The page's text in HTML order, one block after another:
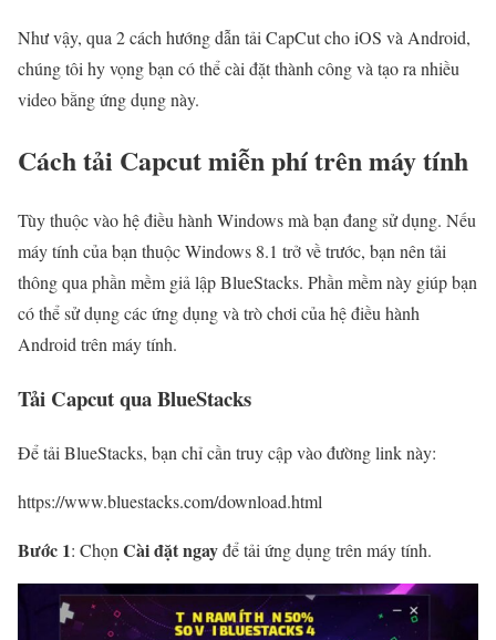
Như vậy, qua 2 cách hướng dẫn tải CapCut cho iOS và Android,
chúng tôi hy vọng bạn có thể cài đặt thành công và tạo ra nhiều
video bằng ứng dụng này.
Cách tải Capcut miễn phí trên máy tính
Tùy thuộc vào hệ điều hành Windows mà bạn đang sử dụng. Nếu
máy tính của bạn thuộc Windows 8.1 trở về trước, bạn nên tải
thông qua phần mềm giả lập BlueStacks. Phần mềm này giúp bạn
có thể sử dụng các ứng dụng và trò chơi của hệ điều hành
Android trên máy tính.
Tải Capcut qua BlueStacks
Để tải BlueStacks, bạn chỉ cần truy cập vào đường link này:
https://www.bluestacks.com/download.html
Bước 1: Chọn Cài đặt ngayđể tải ứng dụng trên máy tính.